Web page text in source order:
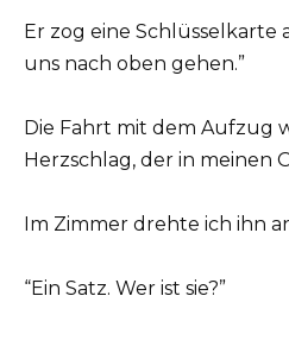
Er zog eine Schlüsselkarte
uns nach oben gehen.”
Die Fahrt mit dem Aufzug
Herzschlag, der in meinen
Im Zimmer drehte ich ihn
“Ein Satz. Wer ist sie?”